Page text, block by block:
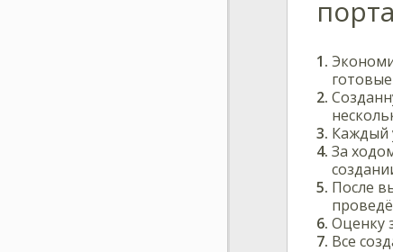
Каждый
За
После
Оценку
Все